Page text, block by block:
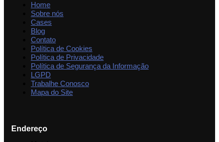
Home
Sobre nós
Cases
Blog
Contato
Política de Cookies
Política de Privacidade
Política de Segurança da Informação
LGPD
Trabalhe Conosco
Mapa do Site
Endereço